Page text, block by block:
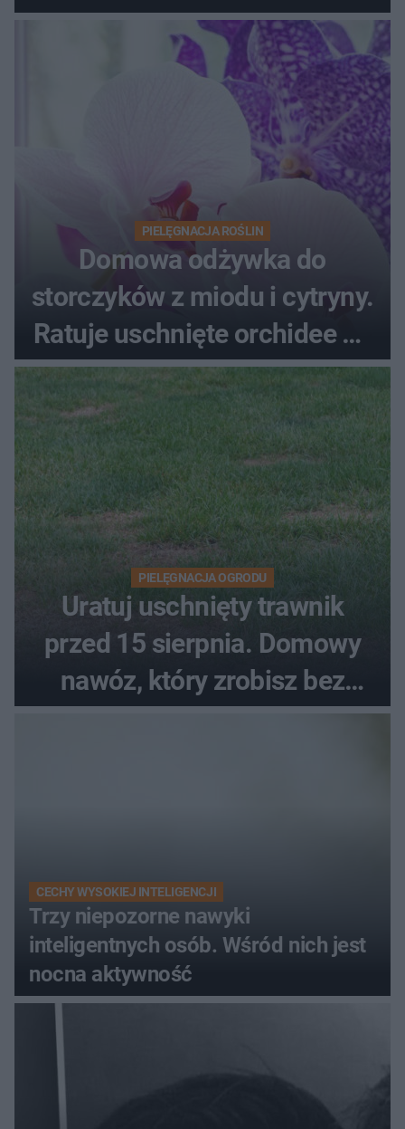
PIELĘGNACJA ROŚLIN
Domowa odżywka do
storczyków z miodu i cytryny.
Ratuje uschnięte orchidee po
upałach
PIELĘGNACJA OGRODU
Uratuj uschnięty trawnik
przed 15 sierpnia. Domowy
nawóz, który zrobisz bez
CECHY WYSOKIEJ INTELIGENCJI
Trzy niepozorne nawyki
inteligentnych osób. Wśród nich jest
nocna aktywność